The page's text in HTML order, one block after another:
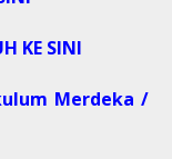
KE SINI
Merdeka /